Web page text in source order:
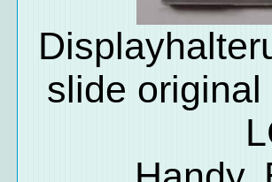
slide